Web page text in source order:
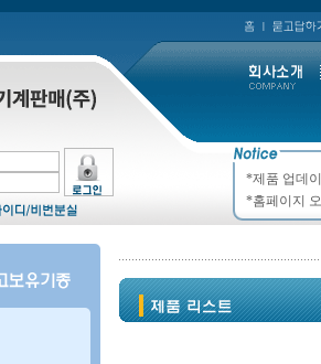
*제품 업데
*홈페이지